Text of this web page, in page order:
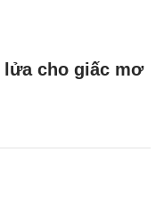
lửa cho giấc mơ